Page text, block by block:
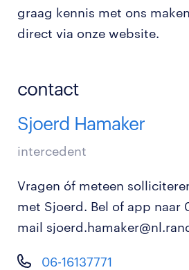
graag kennis met ons
direct via onze website.
contact
Sjoerd Hamaker
intercedent
Vragen óf meteen
met Sjoerd. Bel of app naar
mail
06-16137771